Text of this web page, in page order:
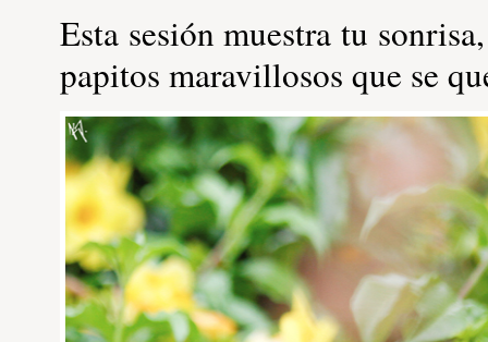
Esta sesión muestra tu
papitos maravillosos que se